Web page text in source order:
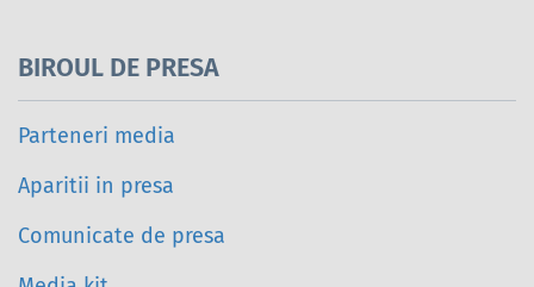
BIROUL DE PRESA
Parteneri media
Aparitii in presa
Comunicate de presa